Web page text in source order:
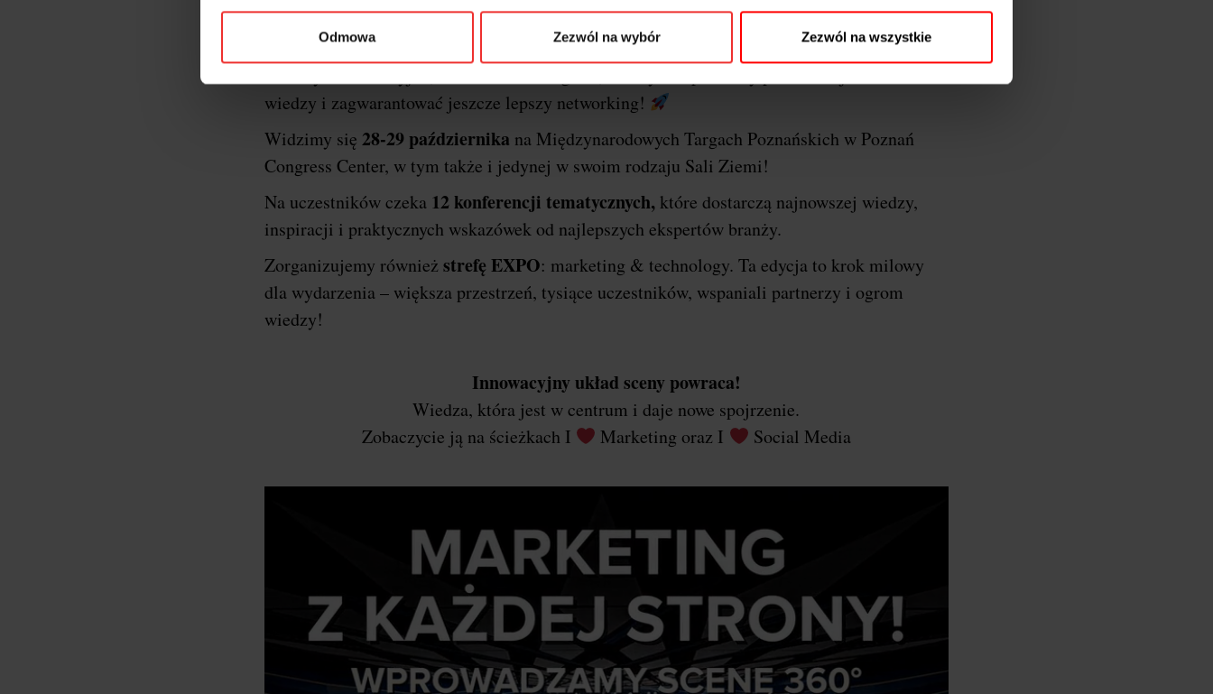
Odmowa Zezwól na wybór Zezwól na wszystkie
XXII edycja konferencjiI
Marketing & Technology powraca do stolicy Wielkopolski, a
oficjalnym gospodarzem wydarzenia będzie miastoPoznań
Ponownie razem łączymy
wiedzy i zagwarantować jeszcze lepszy networking!
Widzimy się 28-29 października na Międzynarodowych Targach Poznańskich w Poznań
Congress Center, w tym także i jedynej w swoim rodzaju Sali Ziemi!
Na uczestników czeka 12 konferencji tematycznych,które dostarczą najnowszej wiedzy,
inspiracji i praktycznych wskazówek od najlepszych ekspertów branży.
Zorganizujemy również strefę EXPO: marketing & technology. Ta edycja to krok milowy
dla wydarzenia – większa przestrzeń, tysiące uczestników, wspaniali partnerzy i ogrom
wiedzy!
Innowacyjny układ sceny powraca!
Wiedza, która jest w centrum i daje nowe spojrzenie.
Zobaczycie ją na ścieżkach I
Marketing oraz I Social Media